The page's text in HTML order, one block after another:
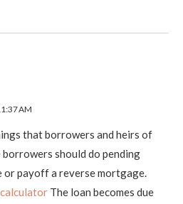
AM
that borrowers and heirs of
should do pending
or payoff a reverse mortgage.
The loan becomes due